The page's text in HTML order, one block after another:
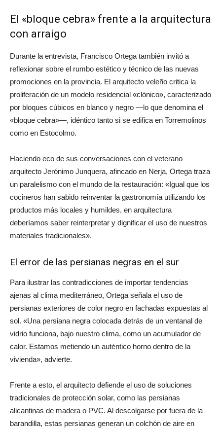
El «bloque cebra» frente a la arquitectura
con arraigo
Durante la entrevista, Francisco Ortega también invitó a
reflexionar sobre el rumbo estético y técnico de las nuevas
promociones en la provincia. El arquitecto veleño critica la
proliferación de un modelo residencial «clónico», caracterizado
por bloques cúbicos en blanco y negro —lo que denomina el
«bloque cebra»—, idéntico tanto si se edifica en Torremolinos
como en Estocolmo.
Haciendo eco de sus conversaciones con el veterano
arquitecto Jerónimo Junquera, afincado en Nerja, Ortega traza
un paralelismo con el mundo de la restauración: «Igual que los
cocineros han sabido reinventar la gastronomía utilizando los
productos más locales y humildes, en arquitectura
deberíamos saber reinterpretar y dignificar el uso de nuestros
materiales tradicionales».
El error de las persianas negras en el sur
Para ilustrar las contradicciones de importar tendencias
ajenas al clima mediterráneo, Ortega señala el uso de
persianas exteriores de color negro en fachadas expuestas al
sol. «Una persiana negra colocada detrás de un ventanal de
vidrio funciona, bajo nuestro clima, como un acumulador de
calor. Estamos metiendo un auténtico horno dentro de la
vivienda», advierte.
Frente a esto, el arquitecto defiende el uso de soluciones
tradicionales de protección solar, como las persianas
alicantinas de madera o PVC. Al descolgarse por fuera de la
barandilla, estas persianas generan un colchón de aire en